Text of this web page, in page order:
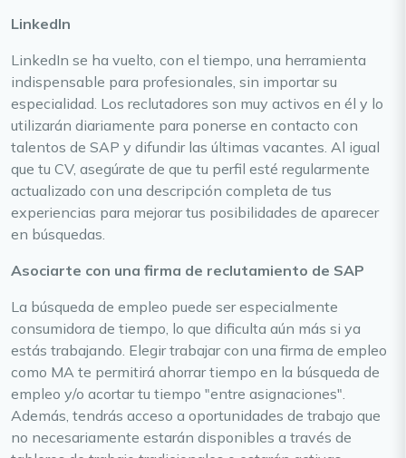
LinkedIn
LinkedIn se ha vuelto, con el tiempo, una herramienta
indispensable para profesionales, sin importar su
especialidad. Los reclutadores son muy activos en él y lo
utilizarán diariamente para ponerse en contacto con
talentos de SAP y difundir las últimas vacantes. Al igual
que tu CV, asegúrate de que tu perfil esté regularmente
actualizado con una descripción completa de tus
experiencias para mejorar tus posibilidades de aparecer
en búsquedas.
Asociarte con una firma de reclutamiento de SAP
La búsqueda de empleo puede ser especialmente
consumidora de tiempo, lo que dificulta aún más si ya
estás trabajando. Elegir trabajar con una firma de empleo
como MA te permitirá ahorrar tiempo en la búsqueda de
empleo y/o acortar tu tiempo "entre asignaciones".
Además, tendrás acceso a oportunidades de trabajo que
no necesariamente estarán disponibles a través de